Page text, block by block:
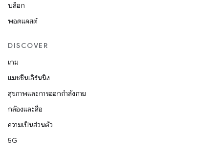
บล็อก
พอดแคสต์
DISCOVER
เกม
แมชชีนเลิร์นนิง
สุขภาพและการออกกำลังกาย
กล้องและสื่อ
ความเป็นส่วนตัว
5G